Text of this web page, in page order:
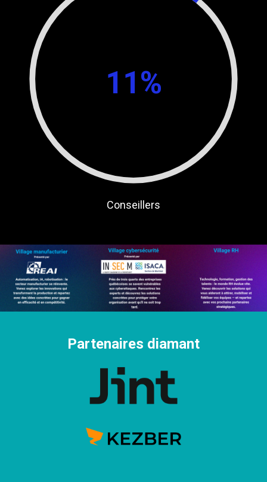
11%
Conseillers
Partenaires diamant